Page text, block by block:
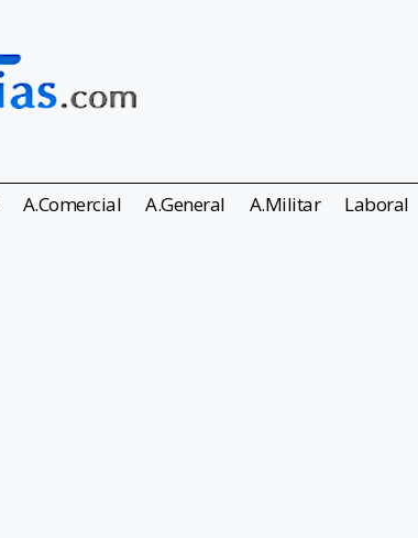
A.Comercial A.General A.Militar Laboral